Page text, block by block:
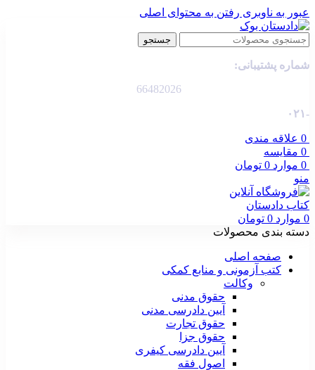
عبور به ناوبری رفتن به محتوای اصلی
جستجو
شماره پشتیبانی:
66482026
-۰۲۱
0 علاقه مندی
0 مقایسه
0 موارد 0 تومان
منو
0 موارد 0 تومان
دسته بندی محصولات
صفحه اصلی
کتب آزمونی و منابع کمکی
وکالت
حقوق مدنی
آیین دادرسی مدنی
حقوق تجارت
حقوق جزا
آیین دادرسی کیفری
اصول فقه